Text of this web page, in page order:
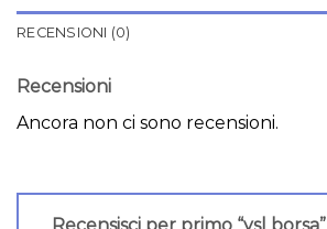
RECENSIONI (0)
Recensioni
Ancora non ci sono recensioni.